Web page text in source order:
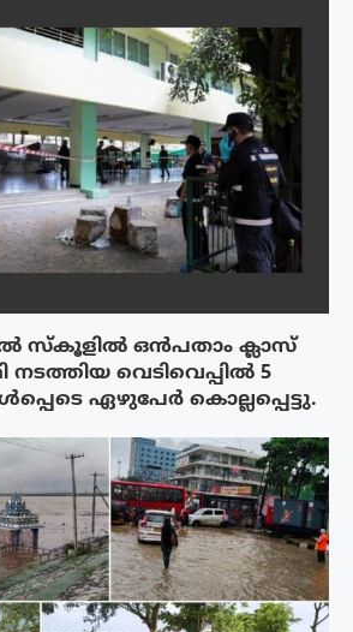
സ്കൂളിൽ ഒൻപതാം ക്ലാസ്
നടത്തിയ വെടിവെപ്പിൽ 5
ഏഴുപേർ കൊല്ലപ്പെട്ടു.